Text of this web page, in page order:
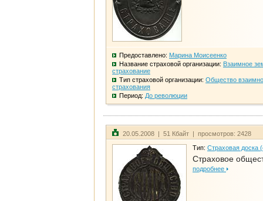
Предоставлено: Марина Моисеенко
Название страховой организации: Взаимное
страхование
Тип страховой организации: Общество
страхования
Период: До революции
20.05.2008 | 51 Кбайт | просмотров: 2428
Тип: Страховая доска
Страховое
подробнее